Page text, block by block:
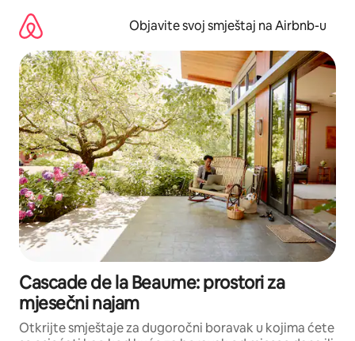
sadržaj
Objavite svoj smještaj na Airbnb-u
Cascade de la Beaume: prostori za
mjesečni najam
Otkrijte smještaje za dugoročni boravak u kojima ćete